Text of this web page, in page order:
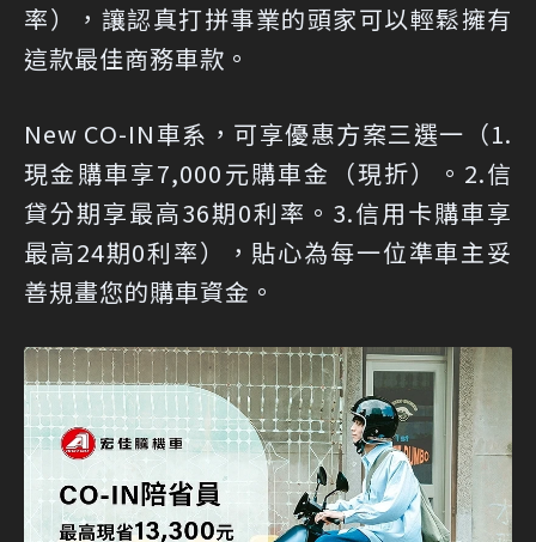
率），讓認真打拼事業的頭家可以輕鬆擁有
這款最佳商務車款。
New CO-IN車系，可享優惠方案三選一（1.
現金購車享7,000元購車金（現折）。2.信
貸分期享最高36期0利率。3.信用卡購車享
最高24期0利率），貼心為每一位準車主妥
善規畫您的購車資金。